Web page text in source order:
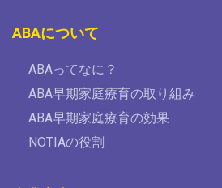
ABAについて
ABAってなに？
ABA早期家庭療育の取り組み
ABA早期家庭療育の効果
NOTIAの役割